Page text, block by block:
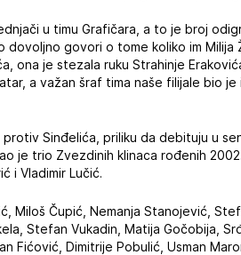
u timu Grafičara, a to je broj
dovoljno govori o tome koliko im
ona je stezala ruku Strahinje
a važan šraf tima naše filijale bio
Sinđelića, priliku da debituju u
je trio Zvezdinih klinaca rođenih
i Vladimir Lučić.
Miloš Čupić, Nemanja Stanojević,
Stefan Vukadin, Matija Gočobija,
Fićović, Dimitrije Pobulić, Usman